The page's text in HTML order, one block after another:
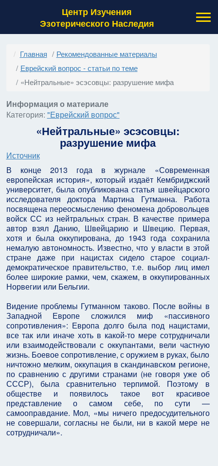
Центр Изучения
Эзотерического Наследия
Главная
Рекомендованные материалы
Еврейский вопрос - статьи по теме
«Нейтральные» эсэсовцы: разрушение мифа
Информация о материале
Категория: "Еврейский вопрос"
«Нейтральные» эсэсовцы:
разрушение мифа
Источник
В конце 2013 года в журнале «Современная
европейская история», который издаёт Кембриджский
университет, была опубликована статья швейцарского
исследователя доктора Мартина Гутманна. Работа
посвящена переосмыслению феномена добровольцев
войск СС из нейтральных стран. В качестве примера
автор взял Данию, Швейцарию и Швецию. Первая,
хотя и была оккупирована, до 1943 года сохранила
немалую автономность. Известно, что у власти в этой
стране даже при нацистах сидело старое социал-
демократическое правительство, т.е. выбор лиц имел
более широкие рамки, чем, скажем, в оккупированных
Норвегии или Бельгии.
Видение проблемы Гутманном таково. После войны в
Западной Европе сложился миф «пассивного
сопротивления»: Европа долго была под нацистами,
все так или иначе хоть в какой-то мере сотрудничали
или взаимодействовали с оккупантами, вели частную
жизнь. Боевое сопротивление, с оружием в руках, было
ничтожно мелким, оккупация в скандинавском регионе,
по сравнению с другими странами (не говоря уже об
СССР), была сравнительно терпимой. Поэтому в
обществе и появилось такое вот красивое
представление о самом себе, по сути —
самооправдание. Мол, «мы ничего предосудительного
не совершали, согласны не были, ни в какой мере не
сотрудничали».